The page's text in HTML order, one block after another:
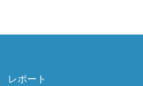
レポート